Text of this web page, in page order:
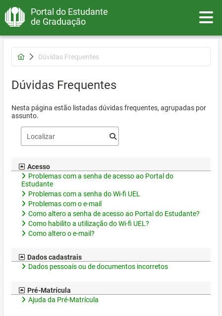
Portal do Estudante
de Graduação
Dúvidas Frequentes
Dúvidas Frequentes
Nesta página estão listadas dúvidas frequentes, agrupadas por
assunto.
Acesso
Problemas com a senha de acesso ao Portal do
Estudante
Problemas com a senha do Wi-fi UEL
Problemas com o e-mail
Como altero a senha de acesso ao Portal do Estudante?
Como habilito a utilização do Wi-fi UEL?
Como altero o e-mail?
Dados cadastrais
Dados pessoais ou de documentos incorretos
Pré-Matrícula
Ajuda da Pré-Matrícula